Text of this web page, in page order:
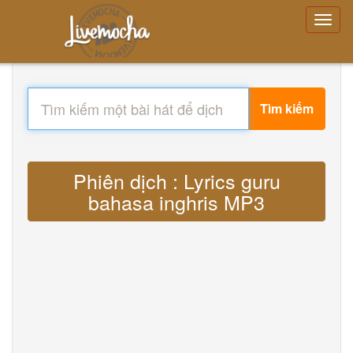
Tìm kiếm
Phiên dịch : Lyrics guru
bahasa inghris MP3